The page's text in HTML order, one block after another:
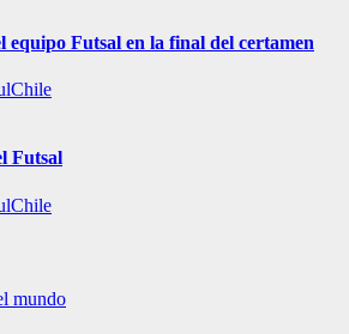
equipo Futsal en la final del certamen
Futsal
mundo